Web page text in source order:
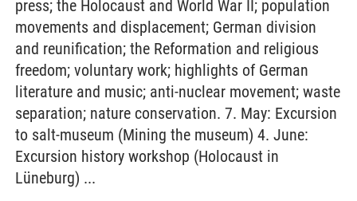
press; the Holocaust and World War II; population
movements and displacement; German division
and reunification; the Reformation and religious
freedom; voluntary work; highlights of German
literature and music; anti-nuclear movement; waste
separation; nature conservation. 7. May: Excursion
to salt-museum (Mining the museum) 4. June:
Excursion history workshop (Holocaust in
Lüneburg) ...